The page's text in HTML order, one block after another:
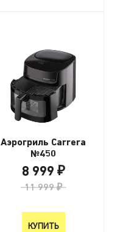
Аэрогриль Carrera
№450
8 999 ₽
11 999 ₽
КУПИТЬ